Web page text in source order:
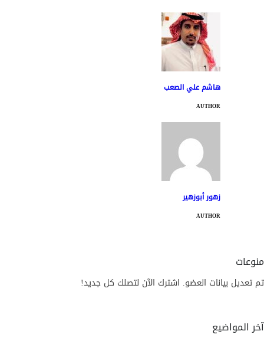
هاشم علي الصعب
AUTHOR
زهور أبوزهير
AUTHOR
منوعات
تم تعديل بيانات العضو. اشترك الآن لتصلك كل جديد!
آخر المواضيع